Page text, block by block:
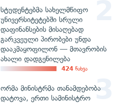
სტუდენტებმა სახელმწიფო
უნივერსიტეტებში სრული
დაფინანსების მისაღებად
გარკვეული პირობები უნდა
დააკმაყოფილონ — მთავრობის
ახალი დადგენილება
424 ნახვა
ორმა მინისტრმა თანამდებობა
დატოვა, ერთი სამინისტრო